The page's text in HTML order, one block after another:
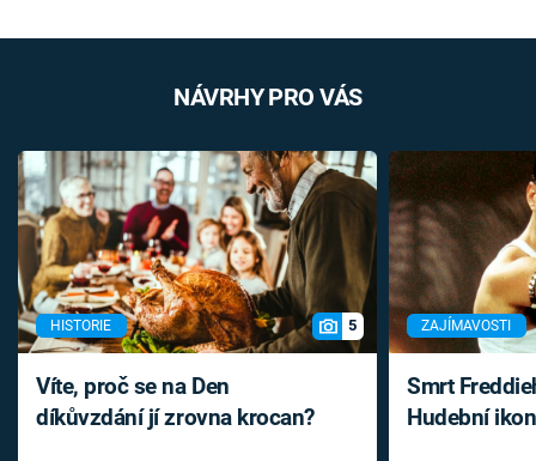
NÁVRHY PRO VÁS
HISTORIE 5
Víte, proč se na Den
díkůvzdání jí zrovna krocan?
ZAJÍMAVOSTI
Smrt
Hudební